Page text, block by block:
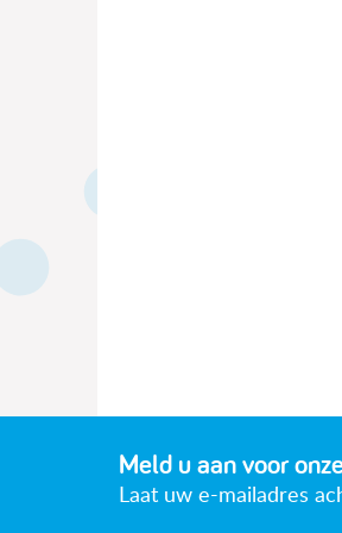
Meld u aan voor
Laat uw e-mailadres